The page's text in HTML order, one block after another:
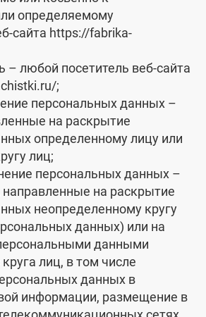
определяемому
сайта https://fabrika-
– любой посетитель веб-сайта
;
персональных данных –
на раскрытие
определенному лицу или
лиц;
персональных данных –
на раскрытие
неопределенному кругу
данных) или на
данными
лиц, в том числе
данных в
информации, размещение в